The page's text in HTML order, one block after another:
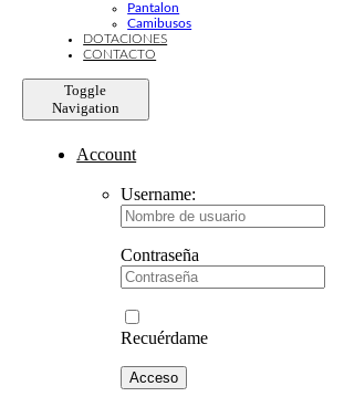
Pantalon
Camibusos
DOTACIONES
CONTACTO
Toggle
Navigation
Account
Username:
Contraseña
Recuérdame